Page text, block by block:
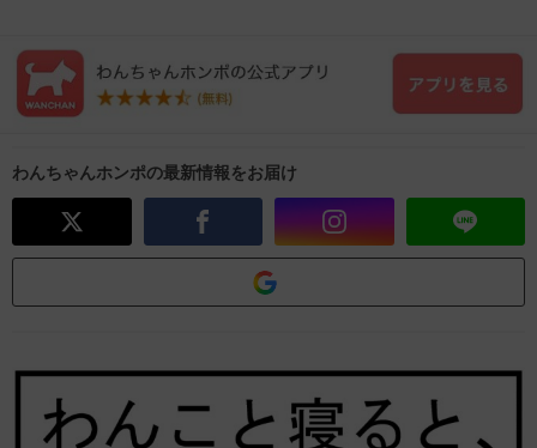
わんちゃんホンポの最新情報をお届け